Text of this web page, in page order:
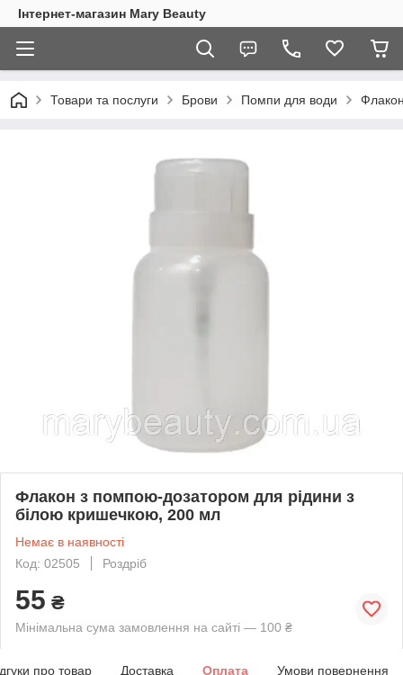
Інтернет-магазин Mary Beauty
Товари та послуги Брови Помпи для води
Флакон з помпою-дозатором для рідини з
білою кришечкою, 200 мл
Немає в наявності
Код: 02505
Роздріб
55 ₴
Мінімальна сума замовлення на сайті — 100 ₴
про товар Доставка Оплата Умови повернення